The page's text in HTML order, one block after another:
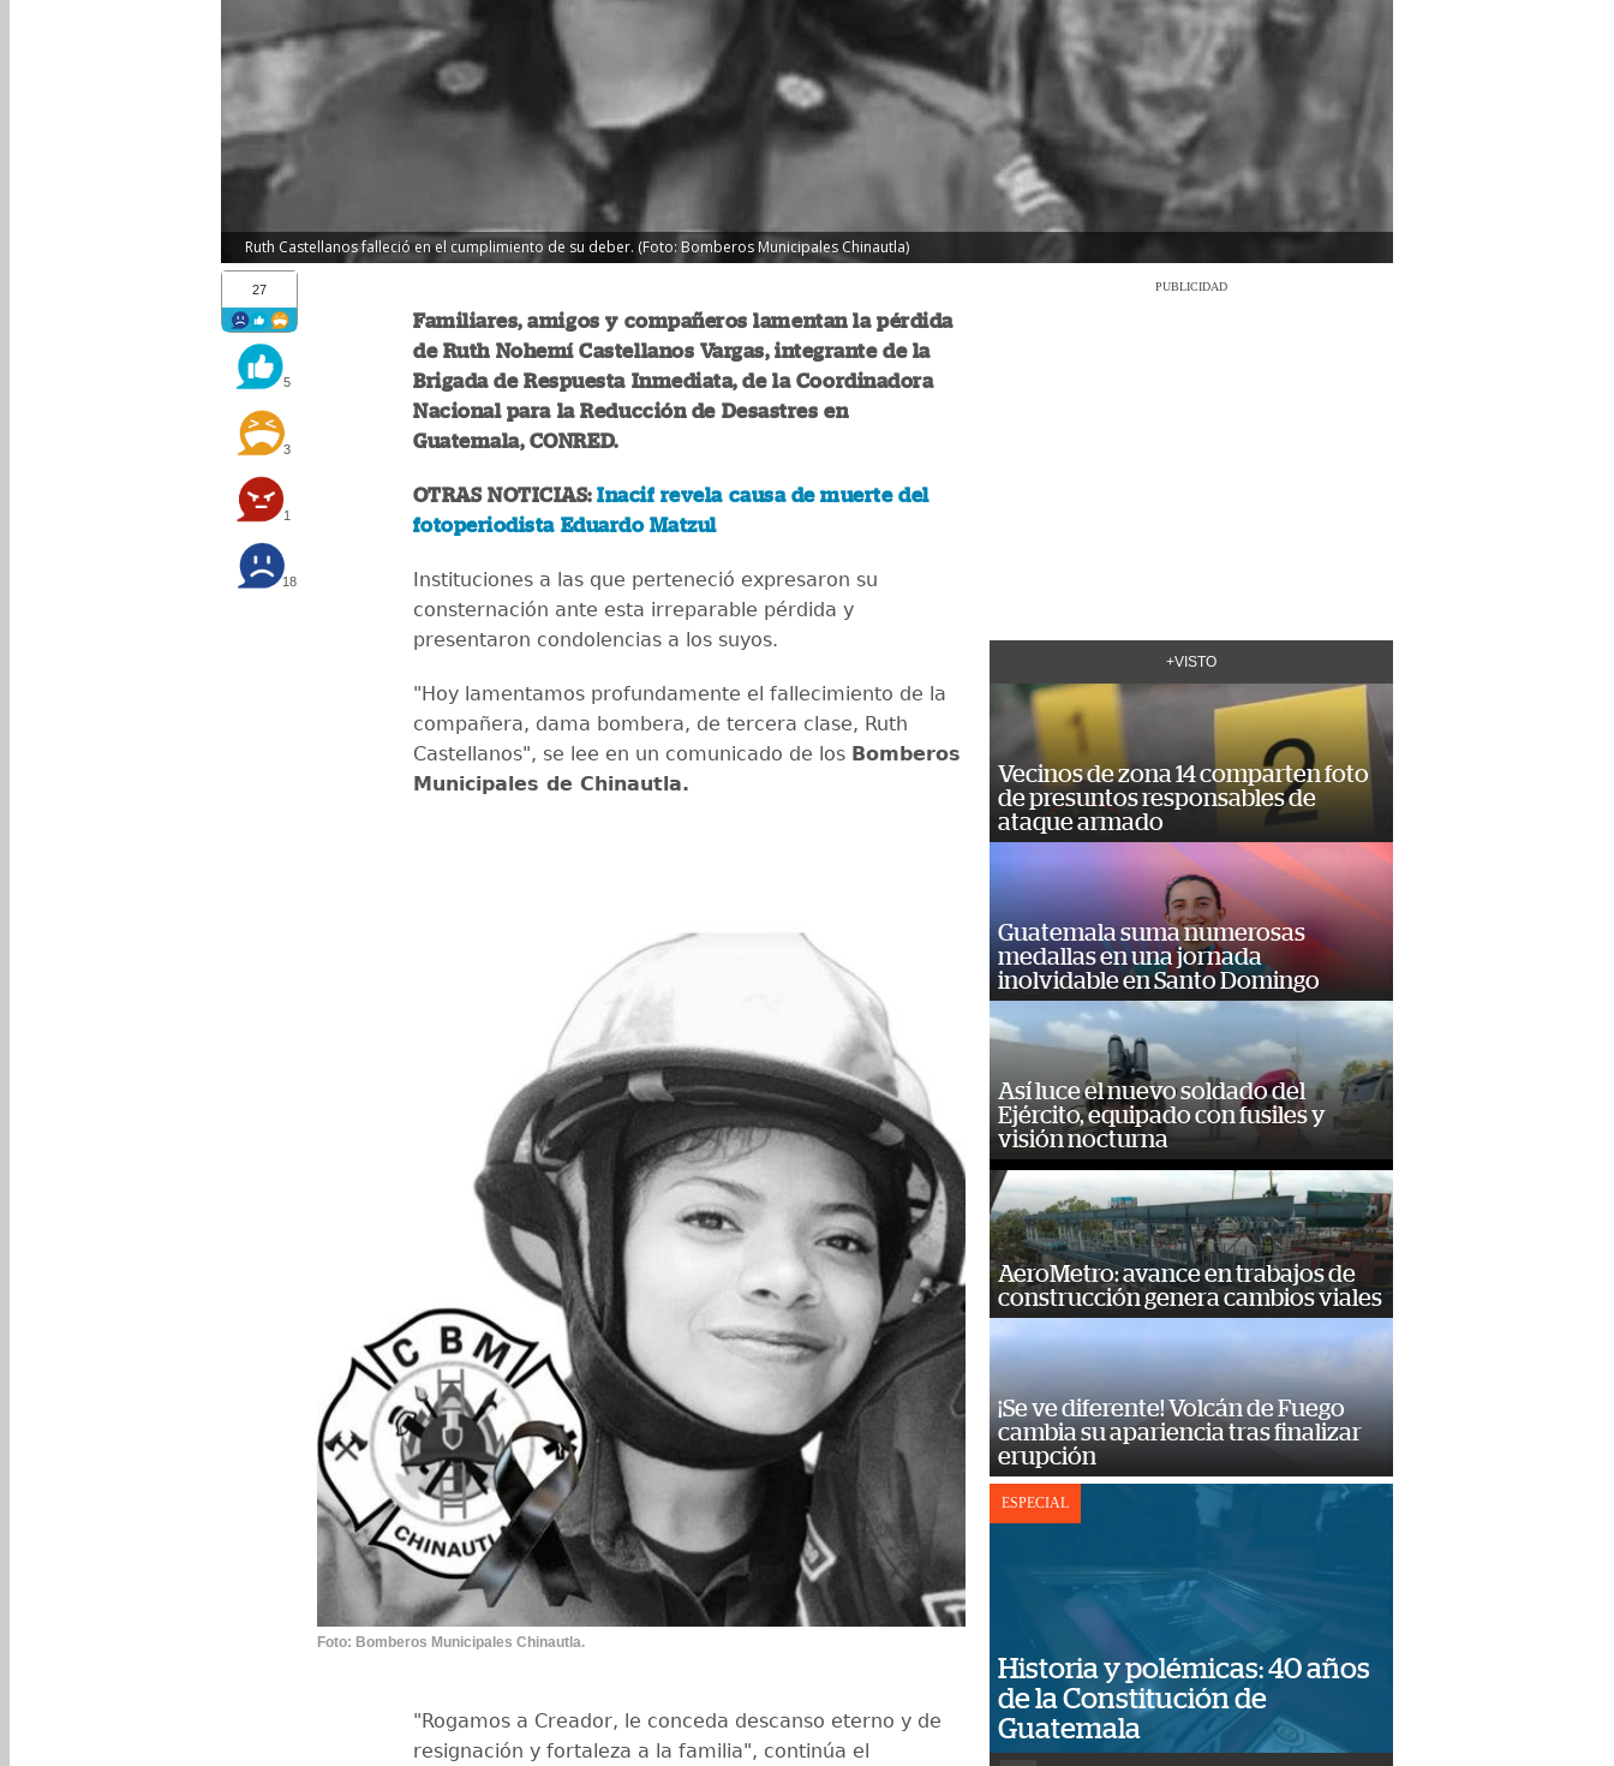
Ruth Castellanos falleció en el cumplimiento de su deber. (Foto: Bomberos Municipales Chinautla)
27
5
3
1
18
Familiares, amigos y compañeros lamentan la pérdida
de Ruth Nohemí Castellanos Vargas, integrante de la
Brigada de Respuesta Inmediata, de la Coordinadora
Nacional para la Reducción de Desastres en
Guatemala, CONRED.
OTRAS NOTICIAS:Inacif revela causa de muerte del
fotoperiodista Eduardo Matzul
Instituciones a las que perteneció expresaron su
consternación ante esta irreparable pérdida y
presentaron condolencias a los suyos.
"Hoy lamentamos profundamente el fallecimiento de la
compañera, dama bombera, de tercera clase, Ruth
Castellanos", se lee en un comunicado de los Bomberos
Municipales de Chinautla.
Foto: Bomberos Municipales Chinautla.
"Rogamos a Creador, le conceda descanso eterno y de
resignación y fortaleza a la familia", continúa el
PUBLICIDAD
+VISTO
Vecinos de zona 14 comparten foto
de presuntos responsables de
ataque armado
Guatemala suma numerosas
medallas en una jornada
inolvidable en Santo Domingo
Así luce el nuevo soldado del
Ejército, equipado con fusiles y
visión nocturna
AeroMetro: avance en trabajos de
construcción genera cambios viales
¡Se ve diferente! Volcán de Fuego
cambia su apariencia tras finalizar
erupción
ESPECIAL
Historia y polémicas: 40 años
de la Constitución de
Guatemala